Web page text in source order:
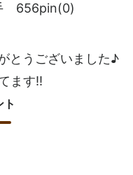
656pin(0)
とうございました♪
ます!!
ト